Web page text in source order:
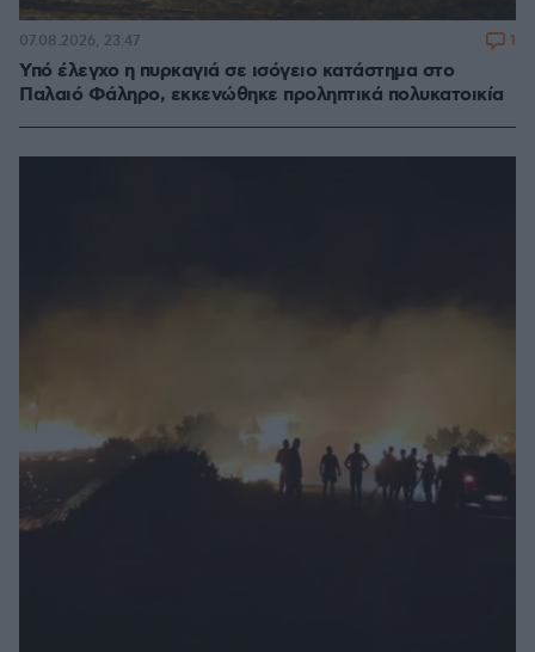
Υπό έλεγχο η πυρκαγιά σε ισόγειο κατάστημα στο
Παλαιό Φάληρο, εκκενώθηκε προληπτικά πολυκατοικία
07.08.2026, 23:47 1